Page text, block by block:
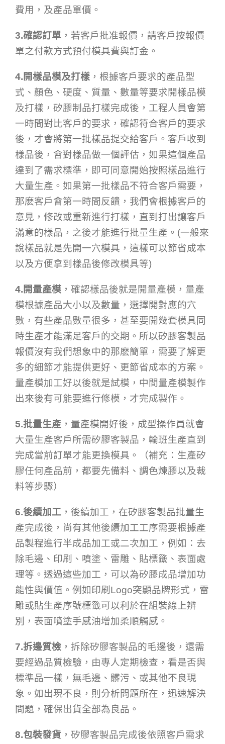
費用，及產品單價。
3.確認訂單，若客戶批准報價，請客戶按報價
單之付款方式預付模具費與訂金。
4.開樣品模及打樣，根據客戶要求的產品型
式、顏色、硬度、質量、數量等要求開樣品模
及打樣，矽膠制品打樣完成後，工程人員會第
一時間對比客戶的要求，確認符合客戶的要求
後，才會將第一批樣品提交給客戶。客戶收到
樣品後，會對樣品做一個評估，如果這個產品
達到了需求標準，即可同意開始按照樣品進行
大量生產。如果第一批樣品不符合客戶需要，
那麽客戶會第一時間反饋，我們會根據客戶的
意見，修改或重新進行打樣，直到打出讓客戶
滿意的樣品，之後才能進行批量生產。(一般來
說樣品就是先開一穴模具，這樣可以節省成本
以及方便拿到樣品後修改模具等)
4.開量產模，確認樣品後就是開量產模，量產
模根據產品大小以及數量，選擇開對應的穴
數，有些產品數量很多，甚至要開幾套模具同
時生產才能滿足客戶的交期。所以矽膠客製品
報價沒有我們想象中的那麽簡單，需要了解更
多的細節才能提供更好、更節省成本的方案。
量產模加工好以後就是試模，中間量產模製作
出來後有可能要進行修模，才完成製作。
5.批量生產，量產模開好後，成型操作員就會
大量生產客戶所需矽膠客製品，輪班生產直到
完成當前訂單才能更換模具。（補充：生產矽
膠任何產品前，都要先備料、調色煉膠以及裁
料等步驟）
6.後續加工，後續加工，在矽膠客製品批量生
產完成後，尚有其他後續加工工序需要根據產
品製程進行半成品加工或二次加工，例如：去
除毛邊、印刷、噴塗、雷雕、貼標籤、表面處
理等。透過這些加工，可以為矽膠成品增加功
能性與價值。例如印刷Logo突顯品牌形式，雷
雕或貼生產序號標籤可以利於在組裝線上辨
別，表面噴塗手感油增加柔順觸感。
7.拆邊質檢，拆除矽膠客製品的毛邊後，還需
要經過品質檢驗，由專人定期檢查，看是否與
標準品一樣，無毛邊、髒污、或其他不良現
象。如出現不良，則分析問題所在，迅速解決
問題，確保出貨全部為良品。
8.包裝發貨，矽膠客製品完成後依照客戶需求